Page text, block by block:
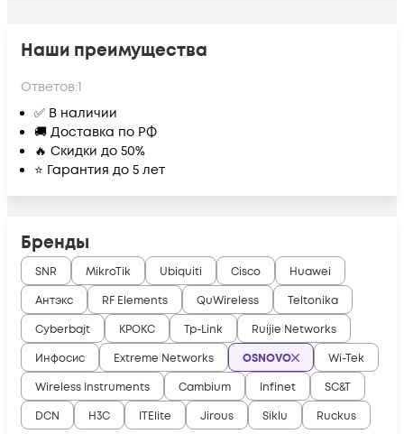
Наши преимущества
Ответов:1
✅ В наличии
🚚 Доставка по РФ
🔥 Скидки до 50%
⭐ Гарантия до 5 лет
Бренды
SNR MikroTik Ubiquiti Cisco
Huawei
Антэкс
RF Elements QuWireless
Teltonika
Cyberbajt
КРОКС Tp-Link
Ruijie Networks
Инфосис
Extreme Networks OSNOVO
Wi-Tek
Wireless Instruments
Cambium Infinet
SC&T
DCN
H3C ITElite Jirous Siklu Ruckus